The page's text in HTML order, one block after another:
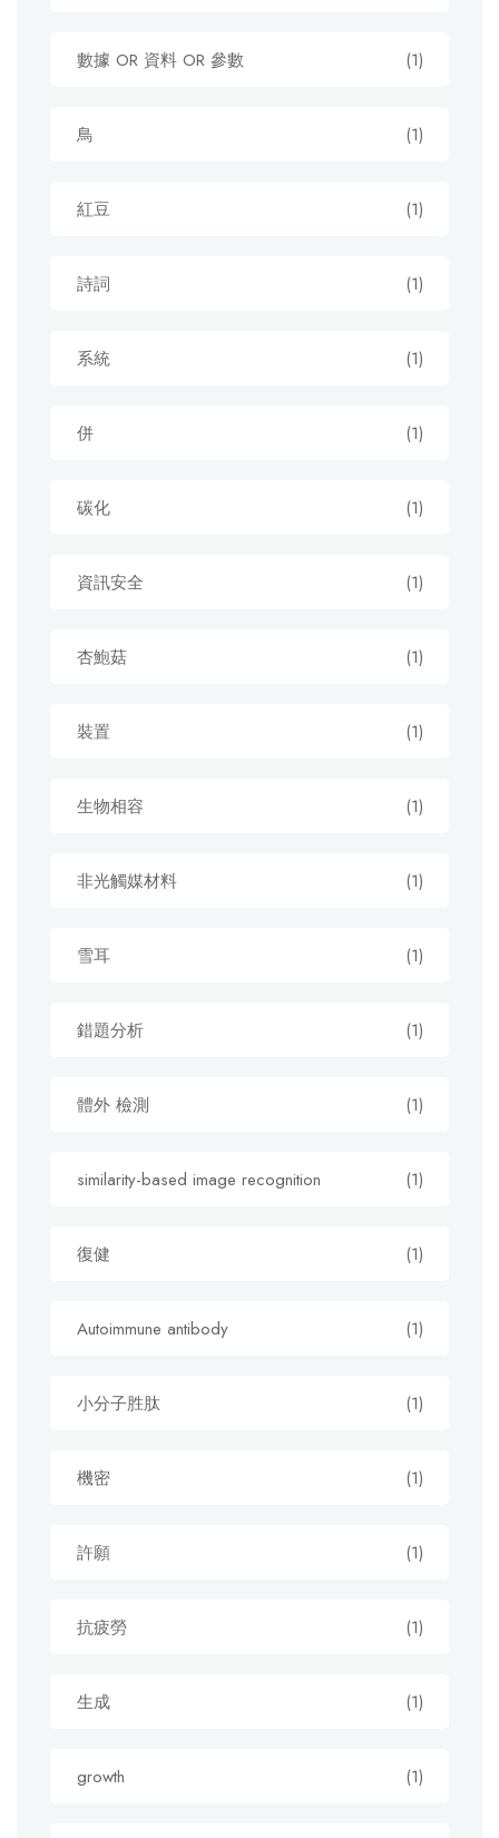
數據 OR 資料 OR 參數 (1)
鳥 (1)
紅豆 (1)
詩詞 (1)
系統 (1)
併 (1)
碳化 (1)
資訊安全 (1)
杏鮑菇 (1)
裝置 (1)
生物相容 (1)
非光觸媒材料 (1)
雪耳 (1)
錯題分析 (1)
體外 檢測 (1)
similarity-based image recognition (1)
復健 (1)
Autoimmune antibody (1)
小分子胜肽 (1)
機密 (1)
許願 (1)
抗疲勞 (1)
生成 (1)
growth (1)